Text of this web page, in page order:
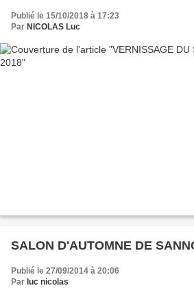
Publié le 15/10/2018 à 17:23
Par NICOLAS Luc
SALON D'AUTOMNE DE
Publié le 27/09/2014 à 20:06
Par luc nicolas